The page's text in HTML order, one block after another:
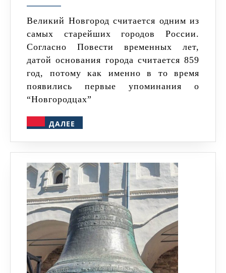
Великий Новгород считается одним из
самых старейших городов России.
Согласно Повести временных лет,
датой основания города считается 859
год, потому как именно в то время
появились первые упоминания о
“Новгородцах”
ДАЛЕЕ